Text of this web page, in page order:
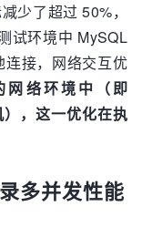
少了超过 50%，
试环境中 MySQL
连接，网络交互优
网络环境中（即
，这一优化在执
多并发性能